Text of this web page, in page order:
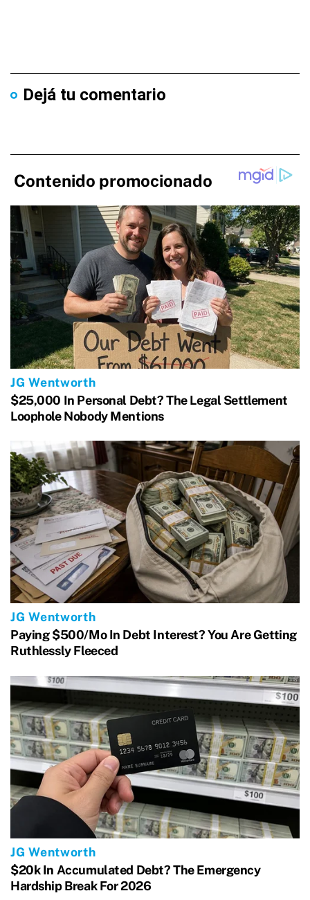
Dejá tu comentario